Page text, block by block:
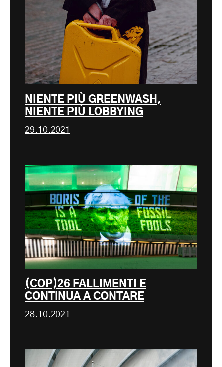
NIENTE PIÙ GREENWASH,
NIENTE PIÙ LOBBYING
29.10.2021
(COP)26 FALLIMENTI E
CONTINUA A CONTARE
28.10.2021